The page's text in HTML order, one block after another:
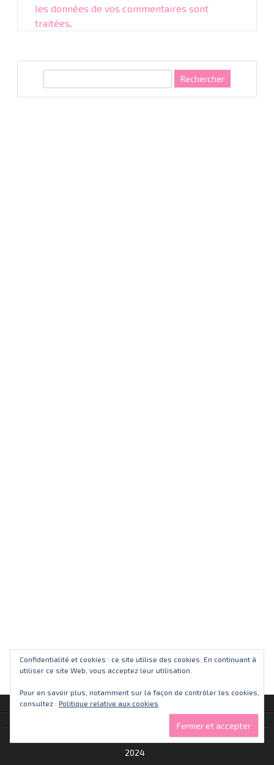
les données de vos commentaires sont
traitées
Confidentialité et cookies : ce site utilise des cookies. En continuant à
utiliser ce site Web, vous acceptez leur utilisation.
Pour en savoir plus, notamment sur la façon de contrôler les cookies,
consultez : Politique relative aux cookies
Alkaswaba.fr - 2013 -
2024